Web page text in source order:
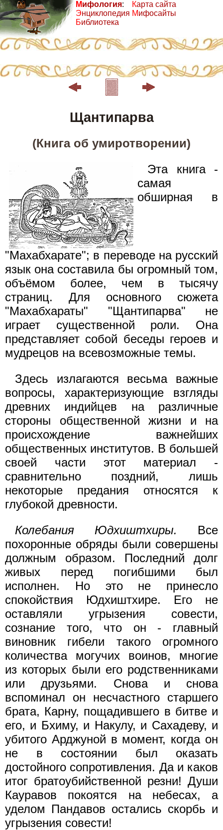
Мифология:
Энциклопедия
Библиотека
Карта сайта
Мифосайты
Щантипарва
(Книга об умиротворении)
Эта книга -
самая
обширная в
"Махабхарате"; в переводе на русский
язык она составила бы огромный том,
объёмом более, чем в тысячу
страниц. Для основного сюжета
"Махабхараты" "Щантипарва" не
играет существенной роли. Она
представляет собой беседы героев и
мудрецов на всевозможные темы.
Здесь излагаются весьма важные
вопросы, характеризующие взгляды
древних индийцев на различные
стороны общественной жизни и на
происхождение важнейших
общественных институтов. В большей
своей части этот материал -
сравнительно поздний, лишь
некоторые предания относятся к
глубокой древности.
Колебания Юдхиштхиры.
Все
похоронные обряды были совершены
должным образом. Последний долг
живых перед погибшими был
исполнен. Но это не принесло
спокойствия Юдхиштхире. Его не
оставляли угрызения совести,
сознание того, что он - главный
виновник гибели такого огромного
количества могучих воинов, многие
из которых были его родственниками
или друзьями. Снова и снова
вспоминал он несчастного старшего
брата, Карну, пощадившего в битве и
его, и Бхиму, и Накулу, и Сахадеву, и
убитого Арджуной в момент, когда он
не в состоянии был оказать
достойного сопротивления. Да и каков
итог братоубийственной резни! Души
Кауравов покоятся на небесах, а
уделом Пандавов остались скорбь и
угрызения совести!